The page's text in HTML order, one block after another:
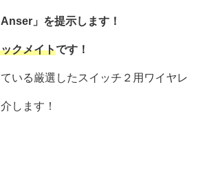
」を提示します！
クメイトです！
いる厳選したスイッチ２用ワイヤレ
します！